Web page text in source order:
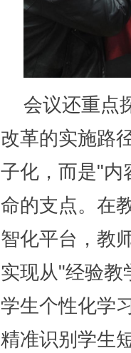
会议还重点
改革的实施路
子化，而是"内
命的支点。在
智化平台，教
实现从"经验教
学生个性化学
精准识别学生